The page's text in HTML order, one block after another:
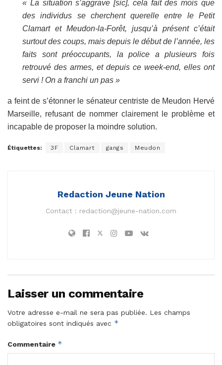
« La situation s’aggrave [sic], cela fait des mois que
des individus se cherchent querelle entre le Petit
Clamart et Meudon-la-Forêt, jusqu’à présent c’était
surtout des coups, mais depuis le début de l’année, les
faits sont préoccupants, la police a plusieurs fois
retrouvé des armes, et depuis ce week-end, elles ont
servi ! On a franchi un pas »
a feint de s’étonner le sénateur centriste de Meudon Hervé
Marseille, refusant de nommer clairement le problème et
incapable de proposer la moindre solution.
Étiquettes: 3F Clamart gangs Meudon
Redaction Jeune Nation
Contact : redaction@jeune-nation.com
Laisser un commentaire
Votre adresse e-mail ne sera pas publiée. Les champs
obligatoires sont indiqués avec *
Commentaire *